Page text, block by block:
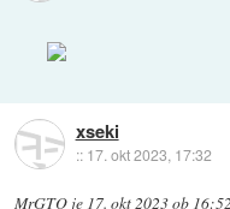
xseki
:: 17. okt 2023, 17:32
MrGTO je 17. okt 2023 ob 16:52